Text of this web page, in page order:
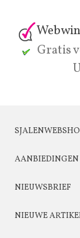
Gratis
AANBIEDINGEN
NIEUWSBRIEF
NIEUWE